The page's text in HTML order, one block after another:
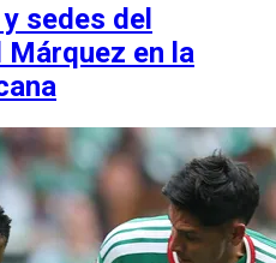
sedes del
en la